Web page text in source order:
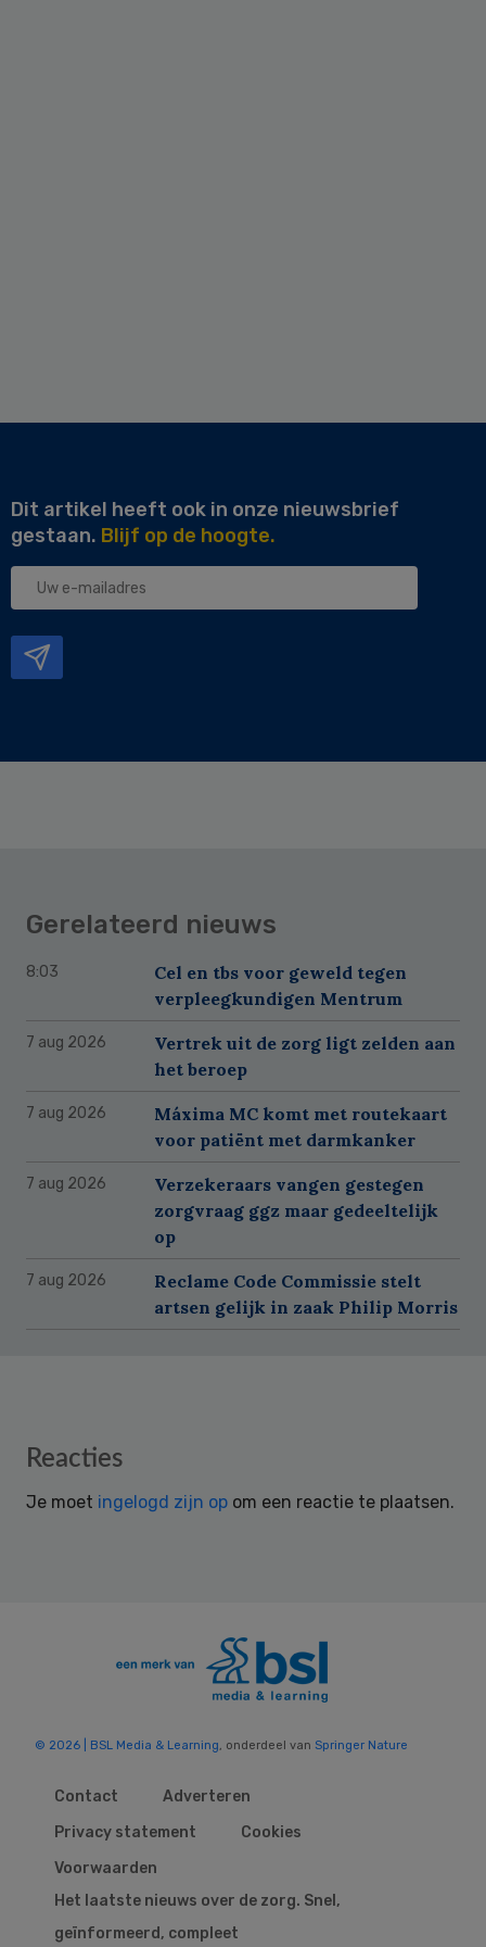
Dit artikel heeft ook in onze nieuwsbrief
gestaan. Blijf op de hoogte.
Uw
Gerelateerd nieuws
8:03
Cel en tbs voor geweld tegen
verpleegkundigen Mentrum
7 aug 2026
Vertrek uit de zorg ligt zelden aan
het beroep
7 aug 2026
Máxima MC komt met routekaart
voor patiënt met darmkanker
7 aug 2026
Verzekeraars vangen gestegen
zorgvraag ggz maar gedeeltelijk
op
7 aug 2026
Reclame Code Commissie stelt
artsen gelijk in zaak Philip Morris
Reader
Reacties
Je moet ingelogd zijn op om een reactie te plaatsen.
© 2026 | BSL Media & Learning, onderdeel van Springer Nature
Contact
Adverteren
Privacy statement
Cookies
Voorwaarden
Het laatste nieuws over de zorg. Snel,
geïnformeerd, compleet